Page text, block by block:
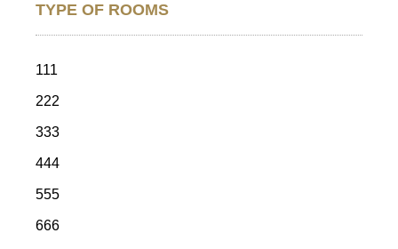
TYPE OF ROOMS
111
222
333
444
555
666